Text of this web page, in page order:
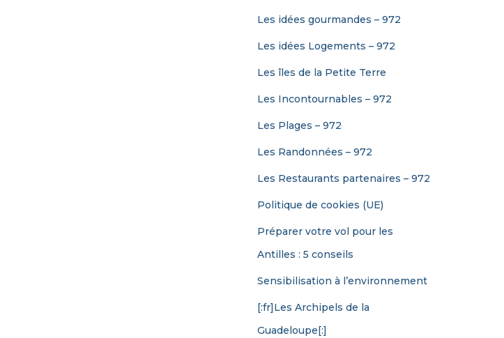
Les idées gourmandes – 972
Les idées Logements – 972
Les îles de la Petite Terre
Les Incontournables – 972
Les Plages – 972
Les Randonnées – 972
Les Restaurants partenaires – 972
Politique de cookies (UE)
Préparer votre vol pour les
Antilles : 5 conseils
Sensibilisation à l’environnement
[:fr]Les Archipels de la
Guadeloupe[:]